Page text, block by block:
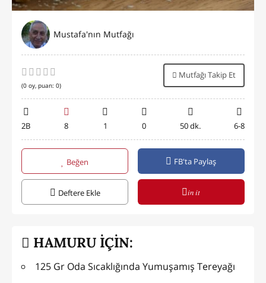
Mustafa'nın Mutfağı
(0 oy, puan: 0)
Mutfağı Takip Et
2B 8 1 0 50 dk. 6-8
Beğen FB'ta Paylaş
Deftere Ekle in it
HAMURU İÇİN:
125 Gr Oda Sıcaklığında Yumuşamış Tereyağı